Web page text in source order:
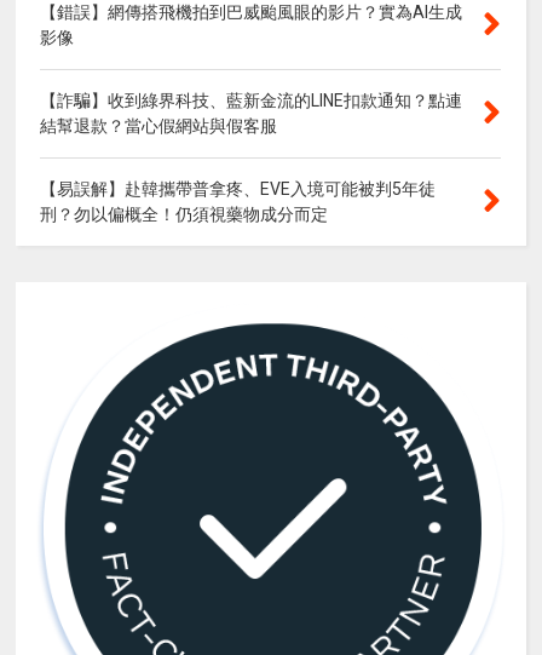
【錯誤】網傳搭飛機拍到巴威颱風眼的影片？實為AI生成
影像
【詐騙】收到綠界科技、藍新金流的LINE扣款通知？點連
結幫退款？當心假網站與假客服
【易誤解】赴韓攜帶普拿疼、EVE入境可能被判5年徒
刑？勿以偏概全！仍須視藥物成分而定